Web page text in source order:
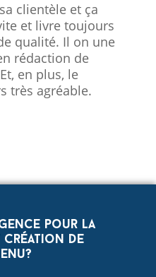
clientèle et ça
et livre toujours
qualité. Il on une
rédaction de
en plus, le
très agréable.
pour la
de